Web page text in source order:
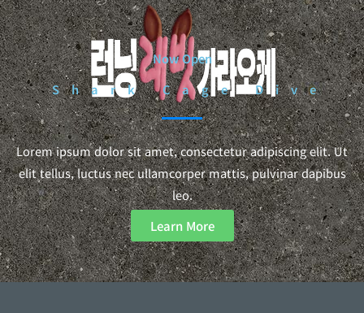
Now Open
Shark Cage Dive
Lorem ipsum dolor sit amet, consectetur adipiscing elit. Ut
elit tellus, luctus nec ullamcorper mattis, pulvinar dapibus
leo.
Learn More